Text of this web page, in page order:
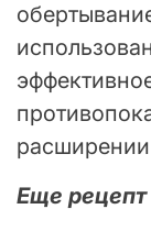
Еще рецепт